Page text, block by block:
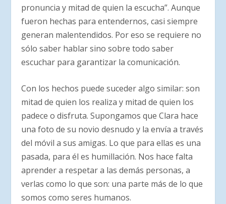
pronuncia y mitad de quien la escucha”. Aunque
fueron hechas para entendernos, casi siempre
generan malentendidos. Por eso se requiere no
sólo saber hablar sino sobre todo saber
escuchar para garantizar la comunicación.
Con los hechos puede suceder algo similar: son
mitad de quien los realiza y mitad de quien los
padece o disfruta. Supongamos que Clara hace
una foto de su novio desnudo y la envía a través
del móvil a sus amigas. Lo que para ellas es una
pasada, para él es humillación. Nos hace falta
aprender a respetar a las demás personas, a
verlas como lo que son: una parte más de lo que
somos como seres humanos.